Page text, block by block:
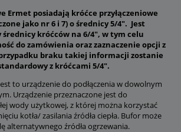
Ermet posiadają króćce przyłączeniowe
jako nr 6 i 7) o średnicy 5/4". Jest
średnicy króćców na 6/4", w tym celu
do zamówienia oraz zaznaczenie opcji z
braku takiej informacji zostanie
z króćcami 5/4".
to urządzenie do podłączenia w dowolnym
Urządzenie przeznaczone jest do
wody użytkowej, z której można korzystać
kotła/ zasilania źródła ciepła. Bufor może
alternatywnego źródła ogrzewania.